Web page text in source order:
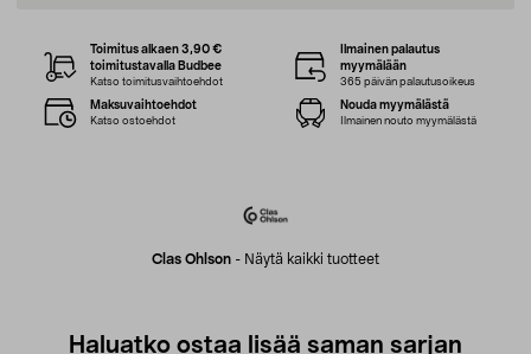
Clas Ohlson - Näytä kaikki tuotteet
Toimitus alkaen 3,90 €
toimitustavalla Budbee
Katso toimitusvaihtoehdot
Ilmainen palautus
myymälään
365 päivän palautusoikeus
Maksuvaihtoehdot
Katso ostoehdot
Nouda myymälästä
Ilmainen nouto myymälästä
Haluatko ostaa lisää saman sarjan